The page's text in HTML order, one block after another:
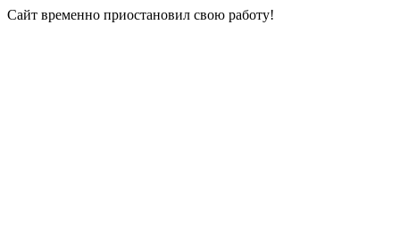
Сайт временно приостановил свою работу!